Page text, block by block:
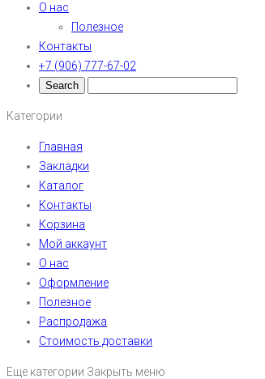
О нас
Полезное
Контакты
+7 (906) 777-67-02
Категории
Главная
Закладки
Каталог
Контакты
Корзина
Мой аккаунт
О нас
Оформление
Полезное
Распродажа
Стоимость доставки
Еще категории Закрыть меню